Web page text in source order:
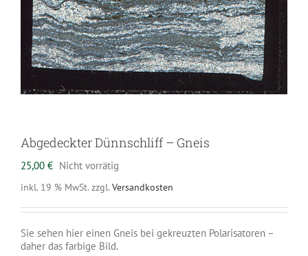
Abgedeckter Dünnschliff – Gneis
25,00 € Nicht vorrätig
inkl. 19 % MwSt. zzgl. Versandkosten
Sie sehen hier einen Gneis bei gekreuzten Polarisatoren –
daher das farbige Bild.